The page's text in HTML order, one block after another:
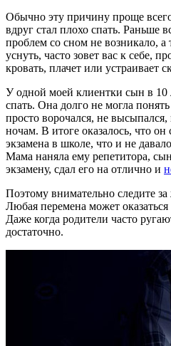
Обычно эту причину проще
вдруг стал плохо спать. Раньше
проблем со сном не возникало, а
уснуть, часто зовет вас к себе,
кровать, плачет или устраивает
У одной моей клиентки сын в 10
спать. Она долго не могла
просто ворочался, не
ночам. В итоге оказалось, что он
экзамена в школе, что и не
Мама наняла ему репетитора,
экзамену, сдал его на отлично и
Поэтому внимательно следите
Любая перемена может
Даже когда родители часто
достаточно.